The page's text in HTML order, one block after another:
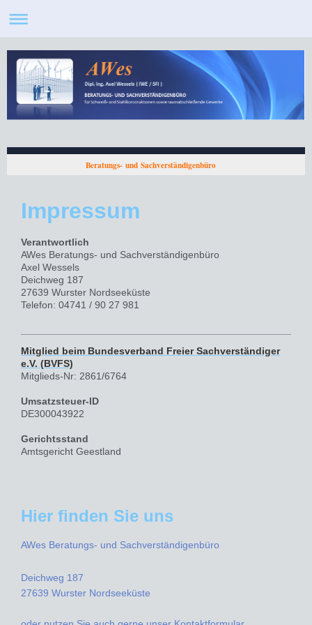
Beratungs- und Sachverständigenbüro
Impressum
Verantwortlich
AWes Beratungs- und Sachverständigenbüro
Axel Wessels
Deichweg 187
27639 Wurster Nordseeküste
Telefon: 04741 / 90 27 981
Mitglied beim Bundesverband Freier Sachverständiger
e.V. (BVFS)
Mitglieds-Nr: 2861/6764
Umsatzsteuer-ID
DE300043922
Gerichtsstand
Amtsgericht Geestland
Hier finden Sie uns
AWes Beratungs- und Sachverständigenbüro
Deichweg 187
27639 Wurster Nordseeküste